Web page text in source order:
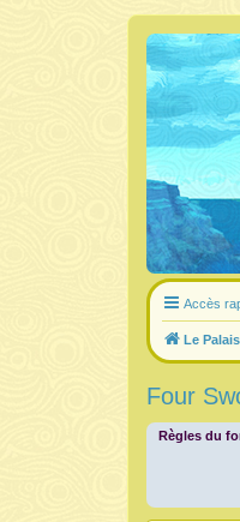
Accès
Le
Four
Règles du